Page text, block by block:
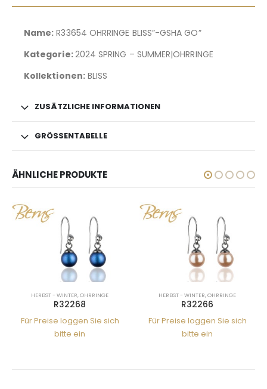
Name: R33654 OHRRINGE BLISS”-GSHA GO”
Kategorie:2024 SPRING – SUMMER|OHRRINGE
Kollektionen:BLISS
ZUSÄTZLICHE INFORMATIONEN
GRÖSSENTABELLE
ÄHNLICHE PRODUKTE
HERBST - WINTER,OHRRINGE
R32268
Für Preise loggen Sie sich
bitte ein
HERBST - WINTER,OHRRINGE
R32266
Für Preise loggen Sie sich
bitte ein